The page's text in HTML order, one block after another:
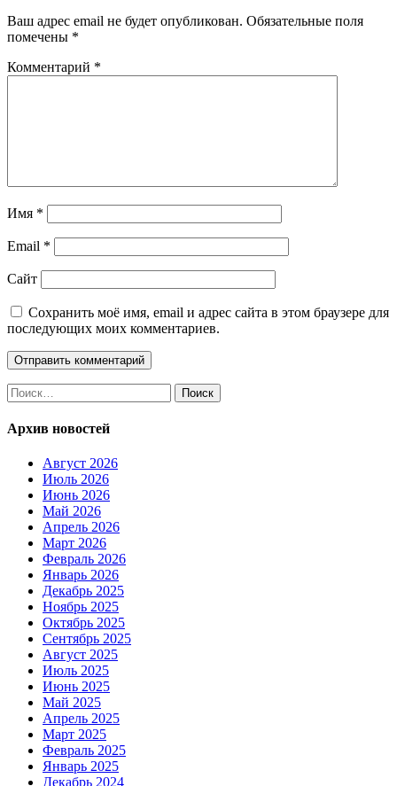
Ваш адрес email не будет опубликован. Обязательные поля
помечены *
Комментарий *
Имя *
Email *
Сайт
Сохранить моё имя, email и адрес сайта в этом браузере для
последующих моих комментариев.
Найти:
Архив новостей
Август 2026
Июль 2026
Июнь 2026
Май 2026
Апрель 2026
Март 2026
Февраль 2026
Январь 2026
Декабрь 2025
Ноябрь 2025
Октябрь 2025
Сентябрь 2025
Август 2025
Июль 2025
Июнь 2025
Май 2025
Апрель 2025
Март 2025
Февраль 2025
Январь 2025
Декабрь 2024